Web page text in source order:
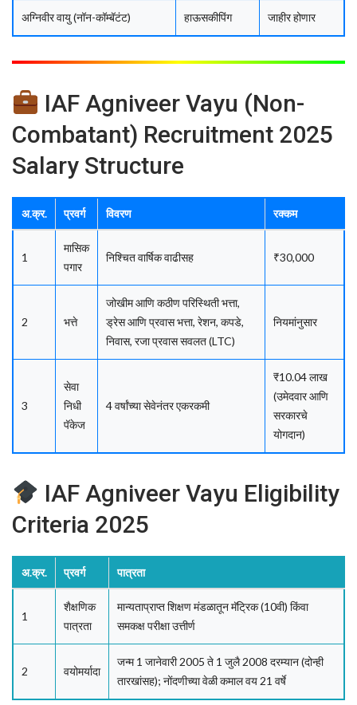
अग्निवीर वायु (नॉन-कॉम्बॅटंट) हाऊसकीपिंग जाहीर होणार
IAF Agniveer Vayu (Non-
Combatant) Recruitment 2025
Salary Structure
अ.क्र. प्रवर्ग विवरण रक्कम
1
मासिक
पगार
निश्चित वार्षिक वाढीसह ₹30,000
2 भत्ते
जोखीम आणि कठीण परिस्थिती भत्ता,
ड्रेस आणि प्रवास भत्ता, रेशन, कपडे,
निवास, रजा प्रवास सवलत (LTC)
नियमांनुसार
3
सेवा
निधी
पॅकेज
4 वर्षांच्या सेवेनंतर एकरकमी
₹10.04 लाख
(उमेदवार आणि
सरकारचे
योगदान)
IAF Agniveer Vayu Eligibility
Criteria 2025
अ.क्र. प्रवर्ग पात्रता
1
शैक्षणिक
पात्रता
मान्यताप्राप्त शिक्षण मंडळातून मॅट्रिक (10वी) किंवा
समकक्ष परीक्षा उत्तीर्ण
2 वयोमर्यादा
जन्म 1 जानेवारी 2005 ते 1 जुलै 2008 दरम्यान (दोन्ही
तारखांसह); नोंदणीच्या वेळी कमाल वय 21 वर्षे